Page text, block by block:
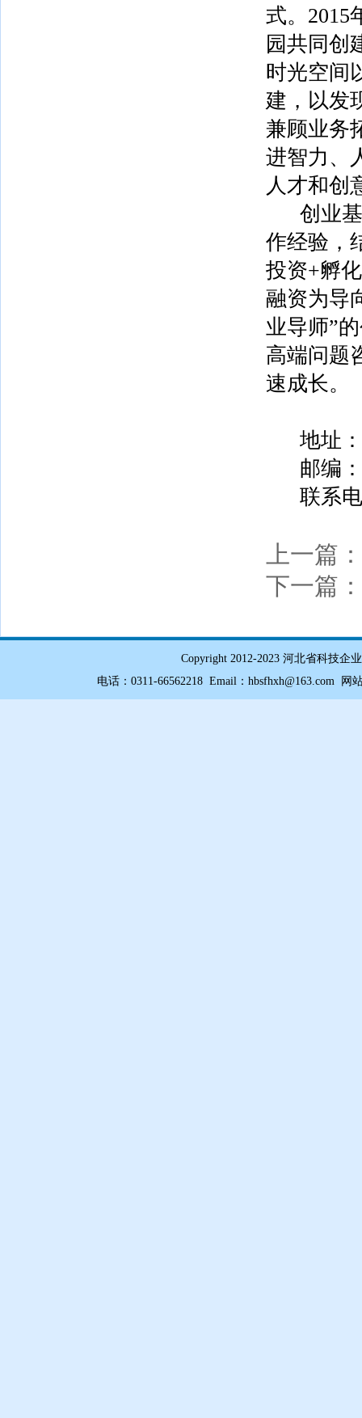
式。2015
园共同创
时光空间
建，以发
兼顾业务
进智力、
人才和创
创业基
作经验，
投资+孵
融资为导
业导师”
高端问题
速成长。
地址
邮
联系电
上一篇：
下一篇：
Copyright 2012-2023 河北省科技企
电话：0311-66562218 Email：hbsfhxh@163.com 网